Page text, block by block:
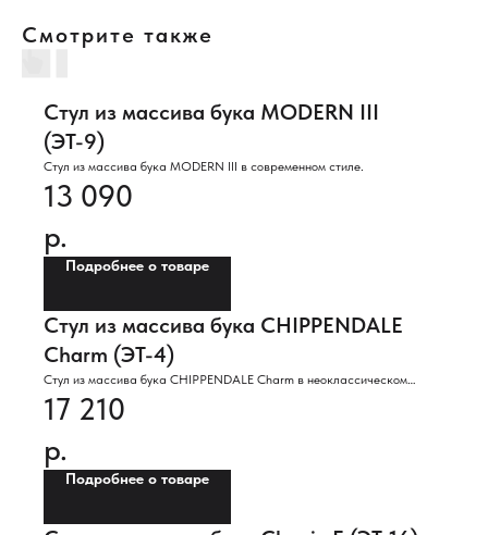
Смотрите также
Стул из массива бука MODERN III
(ЭТ-9)
Стул из массива бука MODERN III в современном стиле.
13 090
р.
Подробнее о товаре
Стул из массива бука CHIPPENDALE
Charm (ЭТ-4)
Стул из массива бука CHIPPENDALE Charm в неоклассическом
стиле.
17 210
р.
Подробнее о товаре